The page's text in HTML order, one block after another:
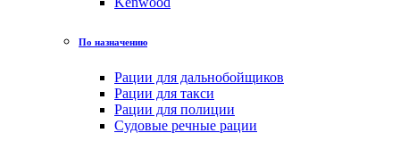
По назначению
Рации для дальнобойщиков
Рации для такси
Рации для полиции
Судовые речные рации